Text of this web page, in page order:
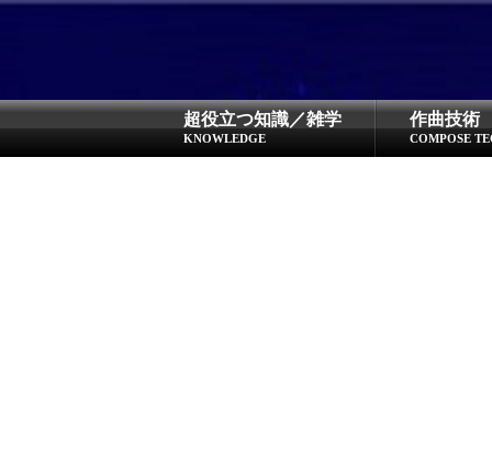
超役立つ知識／雑学
KNOWLEDGE
作曲技術
COMPOSE